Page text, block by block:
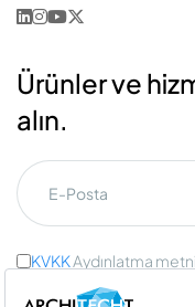
Ürünler ve
alın.
KVKKAydınlatma
Ticari İleti Onayı